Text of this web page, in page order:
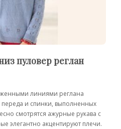
пуловер реглан
линиями реглана
переда и спинки, выполненных
смотрятся ажурные рукава с
элегантно акцентируют плечи.